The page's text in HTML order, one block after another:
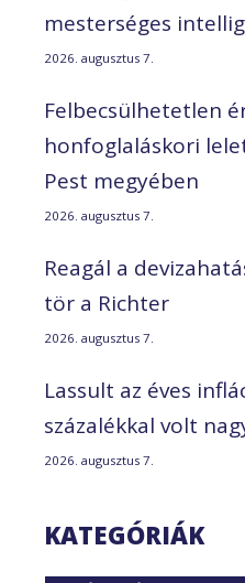
mesterséges
2026. augusztus 7.
Felbecsülhetetlen
honfoglaláskori
Pest megyében
2026. augusztus 7.
Reagál a
tör a Richter
2026. augusztus 7.
Lassult az éves
százalékkal volt
2026. augusztus 7.
KATEGÓRIÁK